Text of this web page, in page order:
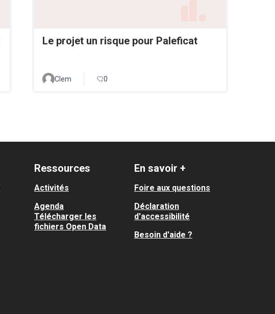
Le projet un risque pour Paleficat
Clem 0
Ressources
Activités
Agenda
Télécharger les
fichiers Open Data
En savoir +
Foire aux questions
Déclaration
d'accessibilité
Besoin d'aide ?